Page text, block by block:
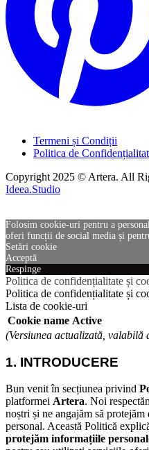
Termeni și Condiții
Politica de
Copyright 2025 © Artera. All
Ideea.Studio
Folosim cookie-uri pentru a
oferi funcții de social media și
Setări cookie
Acceptă
Respinge
Politica de confidențialitate și
Politica de confidențialitate și
Lista de cookie-uri
Cookie name Active
(Versiunea actualizată, valabilă
1. INTRODUCERE
Bun venit în secțiunea privind
platformei Artera. Noi
noștri și ne angajăm să
personal. Această Politică
protejăm informațiile